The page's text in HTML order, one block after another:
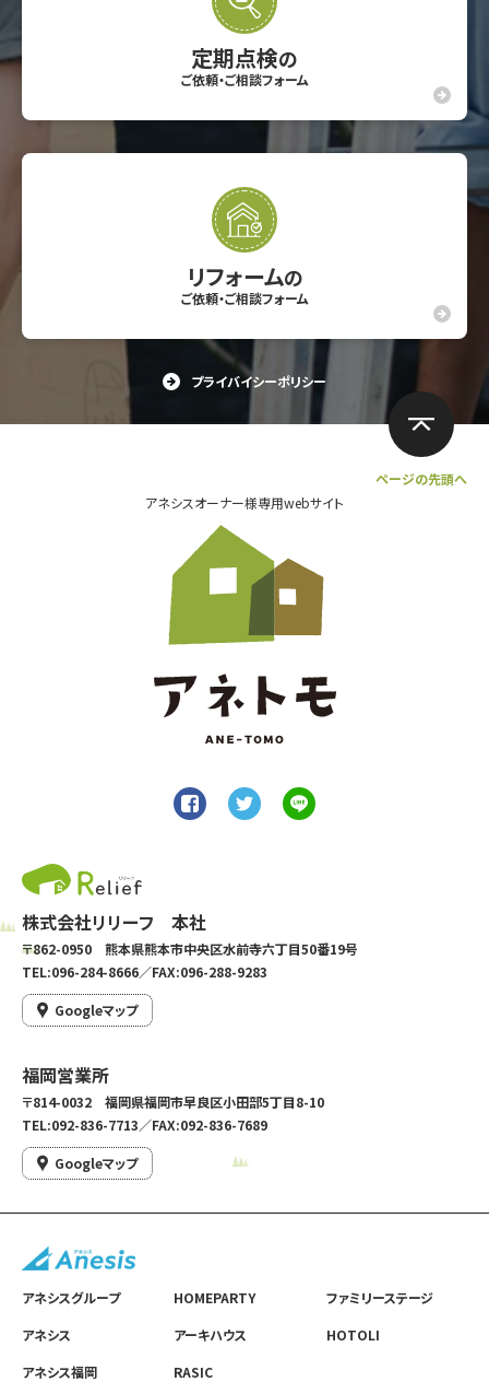
定期点検の
ご依頼・ご相談フォーム
リフォームの
ご依頼・ご相談フォーム
プライバイシーポリシー
アネシスオーナー様専用webサイト
株式会社リリーフ 本社
〒862-0950 熊本県熊本市中央区水前寺六丁目50番19号
TEL:096-284-8666／FAX:096-288-9283
Googleマップ
福岡営業所
〒814-0032 福岡県福岡市早良区小田部5丁目8-10
TEL:092-836-7713／FAX:092-836-7689
Googleマップ
アネシスグループ
アネシス
アネシス福岡
HOMEPARTY
アーキハウス
RASIC
ファミリーステージ
HOTOLI
ページの先頭へ